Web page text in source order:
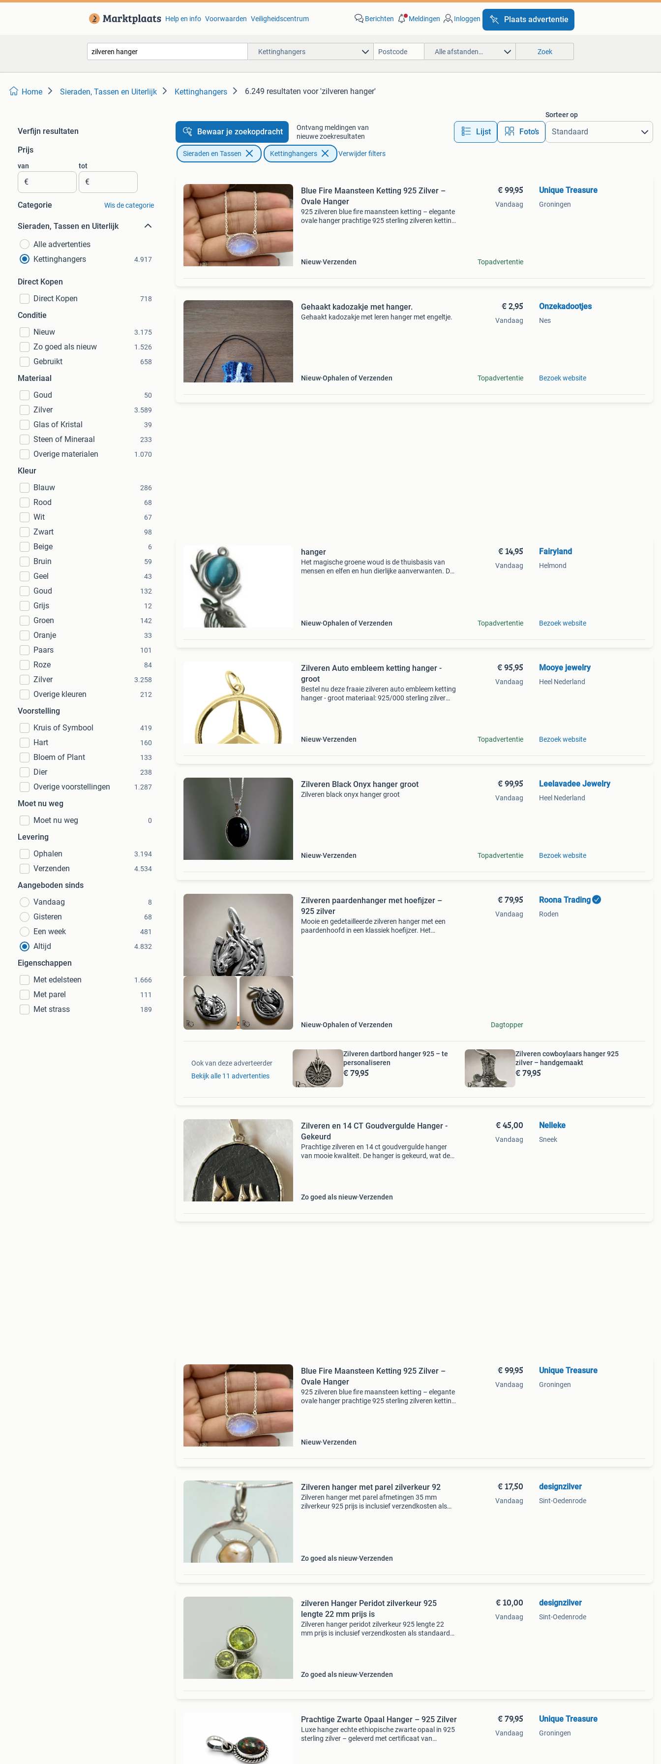
Help en info Voorwaarden Veiligheidscentrum Berichten Meldingen Inloggen Plaats advertentie
Kettinghangers Alle afstanden… Zoek
Home Sieraden, Tassen en Uiterlijk Kettinghangers 6.249 resultaten voor 'zilveren hanger'
Verfijn resultaten
Prijs
van
€
tot
€
Categorie Wis de categorie
Sieraden, Tassen en Uiterlijk
Alle advertenties
Kettinghangers
4.917
Direct Kopen
Direct Kopen
718
Conditie
Nieuw
3.175
Zo goed als nieuw 1.526
Gebruikt 658
Materiaal
Goud
50
Zilver 3.589
Glas of Kristal 39
Steen of Mineraal 233
Overige materialen 1.070
Kleur
Blauw
286
Rood 68
Wit 67
Zwart 98
Beige 6
Bruin 59
Geel 43
Goud 132
Grijs 12
Groen 142
Oranje 33
Paars 101
Roze 84
Zilver 3.258
Overige kleuren 212
Voorstelling
Kruis of Symbool
419
Hart 160
Bloem of Plant 133
Dier 238
Overige voorstellingen 1.287
Moet nu weg
Moet nu weg
0
Levering
Ophalen
3.194
Verzenden 4.534
Aangeboden sinds
Vandaag
8
Gisteren 68
Een week 481
Altijd 4.832
Eigenschappen
Met edelsteen
1.666
Met parel 111
Met strass 189
Bewaar je zoekopdracht
Ontvang meldingen van
nieuwe zoekresultaten
Lijst Foto’s
Sorteer op
Sieraden en Tassen Kettinghangers Verwijder filters
Blue Fire Maansteen Ketting 925 Zilver –
Ovale Hanger
925 zilveren blue fire maansteen ketting – elegante
ovale hanger prachtige 925 sterling zilveren ketting
Nieuw Verzenden
€ 99,95
Vandaag
Topadvertentie
Unique Treasure
Groningen
Gehaakt kadozakje met hanger.
Gehaakt kadozakje met leren hanger met engeltje.
Nieuw Ophalen of Verzenden
€ 2,95
Vandaag
Topadvertentie
Onzekadootjes
Nes
Bezoek website
hanger
Het magische groene woud is de thuisbasis van
mensen en elfen en hun dierlijke aanverwanten. De
Nieuw Ophalen of Verzenden
€ 14,95
Vandaag
Topadvertentie
Fairyland
Helmond
Bezoek website
Zilveren Auto embleem ketting hanger -
groot
Bestel nu deze fraaie zilveren auto embleem ketting
hanger - groot materiaal: 925/000 sterling zilver
Nieuw Verzenden
€ 95,95
Vandaag
Topadvertentie
Mooye jewelry
Heel Nederland
Bezoek website
Zilveren Black Onyx hanger groot
Zilveren black onyx hanger groot
Nieuw Verzenden
€ 99,95
Vandaag
Topadvertentie
Leelavadee Jewelry
Heel Nederland
Bezoek website
925 zilver
Zilveren paardenhanger met hoefijzer –
925 zilver
Mooie en gedetailleerde zilveren hanger met een
paardenhoofd in een klassiek hoefijzer. Het
Nieuw Ophalen of Verzenden
€ 79,95
Vandaag
Dagtopper
Roona Trading
Roden
Ook van deze adverteerder
Bekijk alle 11 advertenties
Zilveren dartbord hanger 925 – te
personaliseren
€ 79,95
Zilveren cowboylaars hanger 925
zilver – handgemaakt
€ 79,95
Zilveren en 14 CT Goudvergulde Hanger -
Gekeurd
Prachtige zilveren en 14 ct goudvergulde hanger
van mooie kwaliteit. De hanger is gekeurd, wat de
Zo goed als nieuw Verzenden
€ 45,00
Vandaag
Nelleke
Sneek
Blue Fire Maansteen Ketting 925 Zilver –
Ovale Hanger
925 zilveren blue fire maansteen ketting – elegante
ovale hanger prachtige 925 sterling zilveren ketting
Nieuw Verzenden
€ 99,95
Vandaag
Unique Treasure
Groningen
Zilveren hanger met parel zilverkeur 92
Zilveren hanger met parel afmetingen 35 mm
zilverkeur 925 prijs is inclusief verzendkosten als
Zo goed als nieuw Verzenden
€ 17,50
Vandaag
designzilver
Sint-Oedenrode
zilveren Hanger Peridot zilverkeur 925
lengte 22 mm prijs is
Zilveren hanger peridot zilverkeur 925 lengte 22
mm prijs is inclusief verzendkosten als standaard
Zo goed als nieuw Verzenden
€ 10,00
Vandaag
designzilver
Sint-Oedenrode
Prachtige Zwarte Opaal Hanger – 925 Zilver
Luxe hanger echte ethiopische zwarte opaal in 925
sterling zilver – geleverd met certificaat van
€ 79,95
Vandaag
Unique Treasure
Groningen